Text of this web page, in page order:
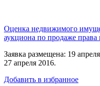
Оценка недвижимого
аукциона по продаже права
Заявка размещена: 19
27 апреля 2016.
Добавить в избранное